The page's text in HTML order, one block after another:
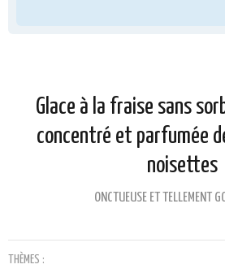
Glace à la fraise sans
concentré et parfumée
noisettes
ONCTUEUSE ET TELLEMENT
THÈMES :